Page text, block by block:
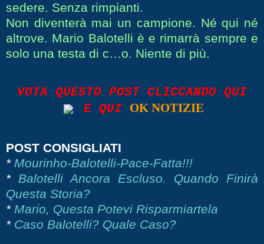
sedere. Senza rimpianti.
Non diventerà mai un campione. Né qui né
altrove. Mario Balotelli è e rimarrà sempre e
solo una testa di c…o. Niente di più.
VOTA QUESTO POST CLICCANDO QUI
E QUI
OK NOTIZIE
POST CONSIGLIATI
* Mourinho-Balotelli-Pace-Fatta!!!
* Balotelli Ancora Escluso. Quando Finirà
Questa Storia?
* Mario, Questa Potevi Risparmiartela
* Caso Balotelli? Quale Caso?